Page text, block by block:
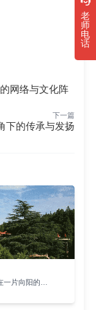
而努力奋斗的
在人生道路上
会发展的热
天下，将个人
家的繁荣昌
种家国情怀和
命。通过学习
家国情怀的内
感。他们会被
参与到国家建
己的智慧和力
私奉献和艰苦
在西柏坡时
网络与文化阵
下一篇
下的传承与发扬
一片向阳的…
老
师
电
话